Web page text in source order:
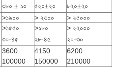
৩৮০ ± ১০ ৫২০±২০ ৮২০±২০
>১৯০০ > ২৩০০
> ২৫০০০
>১৫৫০ >১৮০
> ২২০০০
৩০-৪৫ ২৮-৪৫
২০-৩০
3600 4150
6200
100000 150000
210000